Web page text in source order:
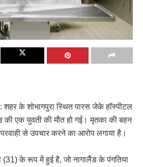
के शोभागपुरा स्थित पारस जेके हॉस्पीटल
की एक युवती की मौत हो गई। मृतका की बहन
से उपचार करने का आरोप लगाया है।
(31) के रूप में हुई है, जो नागालैंड के पंगतिया